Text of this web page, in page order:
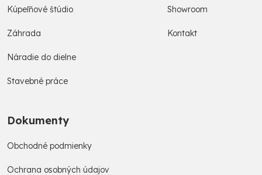
Kúpeľňové štúdio
Záhrada
Náradie do dielne
Stavebné práce
Showroom
Kontakt
Dokumenty
Obchodné podmienky
Ochrana osobných údajov